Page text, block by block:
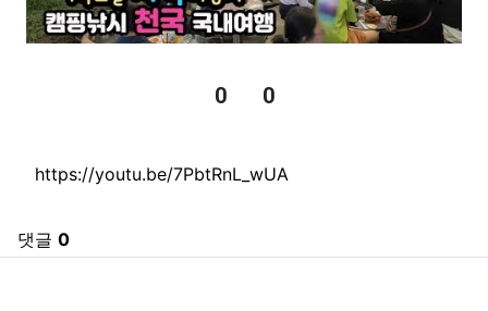
0
0
관련자료
https://youtu.be/7PbtRnL_wUA
댓글 0